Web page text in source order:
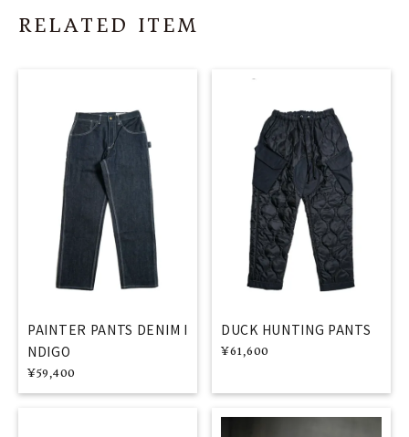
RELATED ITEM
PAINTER PANTS DENIM I
NDIGO
¥59,400
DUCK HUNTING PANTS
¥61,600